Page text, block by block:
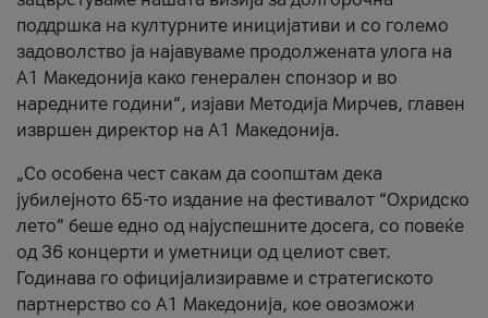
поддршка на културните иницијативи и со големо
задоволство ја најавуваме продолжената улога на
A1 Македонија како генерален спонзор и во
наредните години“, изјави Методија Мирчев, главен
извршен директор на A1 Македонија.
„Со особена чест сакам да соопштам дека
јубилејното 65-то издание на фестивалот “Охридско
лето” беше едно од најуспешните досега, со повеќе
од 36 концерти и уметници од целиот свет.
Годинава го официјализиравме и стратегиското
партнерство со А1 Македонија, кое овозможи